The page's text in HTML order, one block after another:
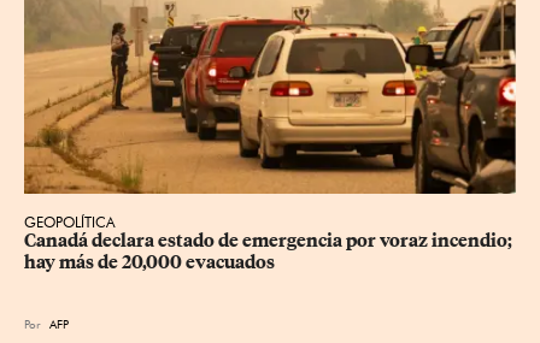
GEOPOLÍTICA
Canadá declara estado de emergencia por voraz incendio;
hay más de 20,000 evacuados
Por AFP